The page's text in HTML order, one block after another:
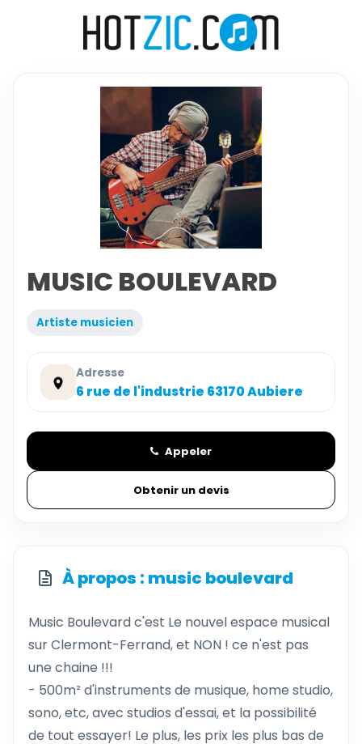
MUSIC BOULEVARD
Artiste musicien
Adresse
6 rue de l'industrie 63170 Aubiere
Appeler
Obtenir un devis
À propos : music boulevard
Music Boulevard c'est Le nouvel espace musical
sur Clermont-Ferrand, et NON ! ce n'est pas
une chaine !!!
- 500m² d'instruments de musique, home studio,
sono, etc, avec studios d'essai, et la possibilité
de tout essayer! Le plus, les prix les plus bas de